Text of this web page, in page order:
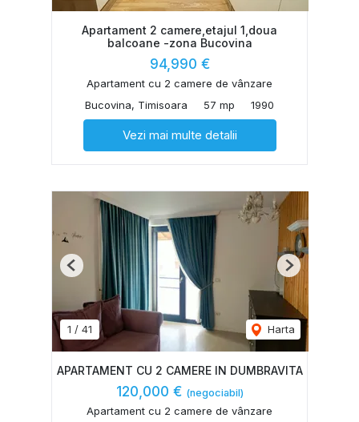
Apartament 2 camere,etajul 1,doua
balcoane -zona Bucovina
94,990 €
Apartament cu 2 camere de vânzare
Bucovina, Timisoara
57 mp 1990
Vezi mai multe detalii
1 / 41 Harta
Previous Next
APARTAMENT CU 2 CAMERE IN DUMBRAVITA
120,000 € (negociabil)
Apartament cu 2 camere de vânzare